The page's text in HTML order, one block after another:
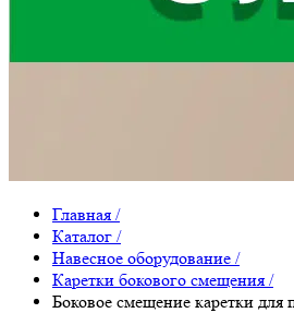
Главная /
Каталог /
Навесное оборудование /
Каретки бокового смещения /
Боковое смещение каретки для